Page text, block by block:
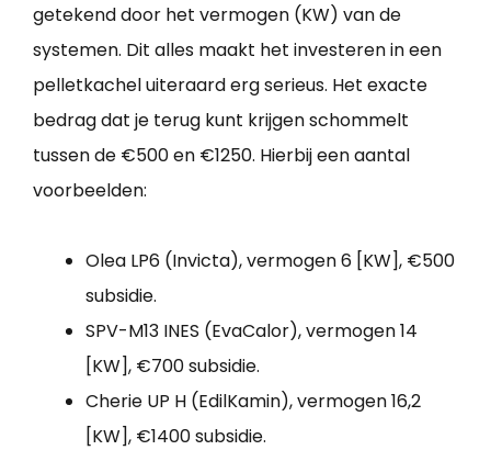
getekend door het vermogen (KW) van de
systemen. Dit alles maakt het investeren in een
pelletkachel uiteraard erg serieus. Het exacte
bedrag dat je terug kunt krijgen schommelt
tussen de €500 en €1250. Hierbij een aantal
voorbeelden:
Olea LP6 (Invicta), vermogen 6 [KW], €500
subsidie.
SPV-M13 INES (EvaCalor), vermogen 14
[KW], €700 subsidie.
Cherie UP H (EdilKamin), vermogen 16,2
[KW], €1400 subsidie.